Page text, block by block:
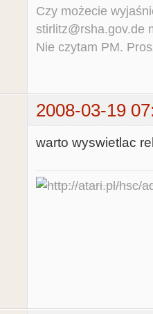
Czy możecie
stirlitz@rsha.gov.de
Nie czytam PM.
2008-03-19
warto wyswietlac